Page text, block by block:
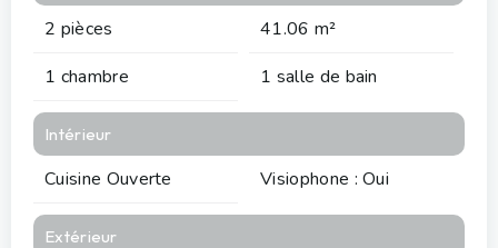
2 pièces
41.06 m²
1 chambre
1 salle de bain
Intérieur
Cuisine Ouverte Visiophone : Oui
Extérieur